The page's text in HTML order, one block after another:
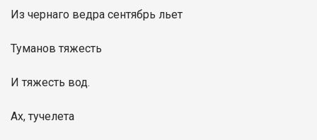
Из чернаго ведра сентябрь льет
Туманов тяжесть
И тяжесть вод.
Ах, тучелета